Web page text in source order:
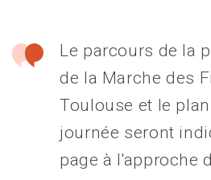
Le parcours de la
de la Marche des
Toulouse et le
journée seront
page à l'approche